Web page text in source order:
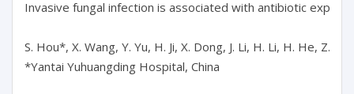
Invasive fungal infection is associated with antibiotic
S. Hou*, X. Wang, Y. Yu, H. Ji, X. Dong, J. Li, H. Li, H. He, Z. Li,
*Yantai Yuhuangding Hospital, China